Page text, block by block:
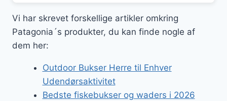
Vi har skrevet forskellige artikler omkring
Patagonia´s produkter, du kan finde nogle af
dem her:
Outdoor Bukser Herre til Enhver
Udendørsaktivitet
Bedste fiskebukser og waders i 2026